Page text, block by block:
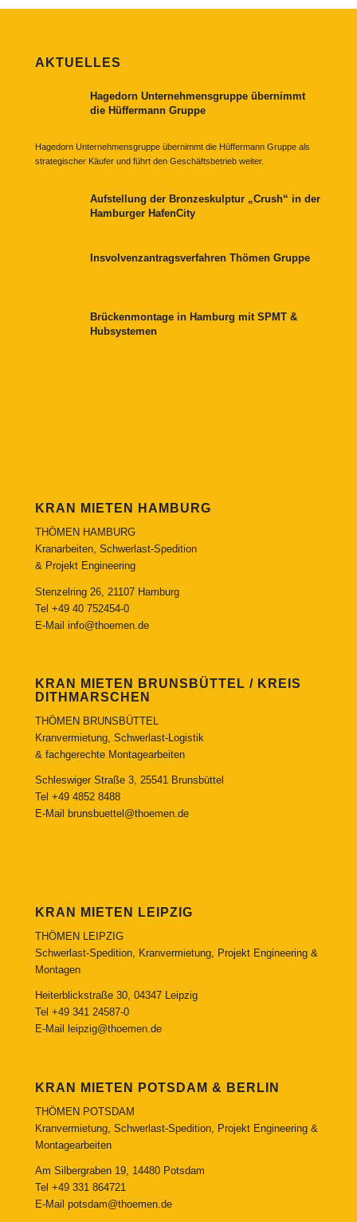
AKTUELLES
Hagedorn Unternehmensgruppe übernimmt
die Hüffermann Gruppe
Hagedorn Unternehmensgruppe übernimmt die Hüffermann Gruppe als
strategischer Käufer und führt den Geschäftsbetrieb weiter.
Aufstellung der Bronzeskulptur „Crush“ in der
Hamburger HafenCity
Insvolvenzantragsverfahren Thömen Gruppe
Brückenmontage in Hamburg mit SPMT &
Hubsystemen
KRAN MIETEN HAMBURG
THÖMEN HAMBURG
Kranarbeiten, Schwerlast-Spedition
& Projekt Engineering
Stenzelring 26, 21107 Hamburg
Tel +49 40 752454-0
E-Mail info@thoemen.de
KRAN MIETEN BRUNSBÜTTEL / KREIS
DITHMARSCHEN
THÖMEN BRUNSBÜTTEL
Kranvermietung, Schwerlast-Logistik
& fachgerechte Montagearbeiten
Schleswiger Straße 3, 25541 Brunsbüttel
Tel +49 4852 8488
E-Mail
brunsbuettel@thoemen.de
KRAN MIETEN LEIPZIG
THÖMEN LEIPZIG
Schwerlast-Spedition, Kranvermietung, Projekt Engineering &
Montagen
Heiterblickstraße 30, 04347 Leipzig
Tel +49 341 24587-0
E-Mail
leipzig@thoemen.de
KRAN MIETEN POTSDAM & BERLIN
THÖMEN POTSDAM
Kranvermietung, Schwerlast-Spedition, Projekt Engineering &
Montagearbeiten
Am Silbergraben 19, 14480 Potsdam
Tel +49 331 864721
E-Mail potsdam@thoemen.de